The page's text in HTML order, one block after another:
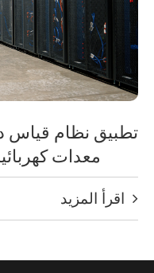
تطبيق نظام قياس
معدات